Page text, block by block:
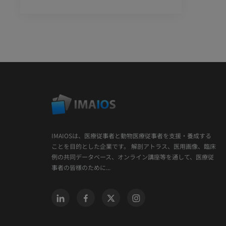
IMAIOSは、医療従事者と動物医療従事者を支援・養成する
ことを目的とした企業です。 解剖アトラス、医用画像、臨床
例の共同データベース、オンライン講座等を通して、医療従
事者の皆様のために...